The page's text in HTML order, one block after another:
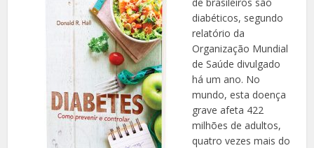
diabéticos, segundo
relatório da
Organização Mundial
de Saúde divulgado
há um ano. No
mundo, esta doença
grave afeta 422
milhões de adultos,
quatro vezes mais do